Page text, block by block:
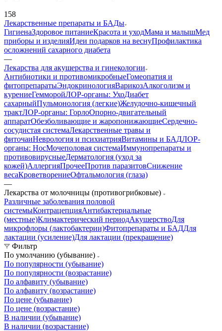
158
Лекарственные препараты и БАДы
ГигиенаЗдоровое питаниеКрасота и уходМама и малышМед
приборы и изделияИдеи подарков на веснуПрофилактика
осложнений сахарного диабета
—
Лекарства для акушерства и гинекологии
Антибиотики и противомикробныеГомеопатия и
фитопрепаратыЭндокринологияВарикозАлкоголизм и
курениеГемморойЛОР-органы: УхоДиабет
сахарныйПульмонология (легкие)Желудочно-кишечный
трактЛОР-органы: ГорлоОпорно-двигательный
аппаратОбезболивающие и жаропонижающиеСердечно-
сосудистая системаЛекарственные травы и
фиточаиНеврология и психиатрияВитамины и БАДЛОР-
органы: НосМочеполовая системаИммунопрепараты и
противовирусныеДерматология (уход за
кожей)АллергияПрочееПротив паразитовСнижение
весаКроветворениеОфтальмология (глаза)
—
Лекарства от молочницы (противогрибковые)
Различные заболевания половой
системыКонтрацепцияАнтибактериальные
(местные)Климактерический периодАкушерствоДля
микрофлоры (лактобактерии)Фитопрепараты и БАДДля
лактации (усиление)Для лактации (прекращение)
Фильтр
По умолчанию (убывание)
По популярности (убывание)
По популярности (возрастание)
По алфавиту (убывание)
По алфавиту (возрастание)
По цене (убывание)
По цене (возрастание)
В наличии (убывание)
В наличии (возрастание)